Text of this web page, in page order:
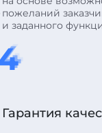
пожеланий
и заданного
4
4
Гарантия